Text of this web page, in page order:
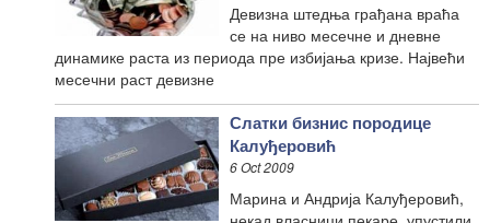
Девизна штедња грађана враћа
се на ниво месечне и дневне
динамике раста из периода пре избијања кризе. Највећи
месечни раст девизне
Слатки бизнис породице
Калуђеровић
6 Oct 2009
Марина и Андрија Калуђеровић,